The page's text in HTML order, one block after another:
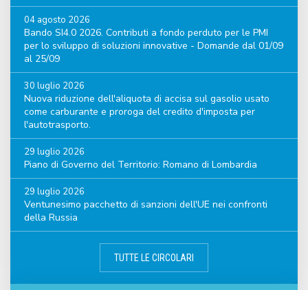
04 agosto 2026
Bando SI4.0 2026. Contributi a fondo perduto per le PMI
per lo sviluppo di soluzioni innovative - Domande dal 01/09
al 25/09
30 luglio 2026
Nuova riduzione dell'aliquota di accisa sul gasolio usato
come carburante e proroga del credito d'imposta per
l'autotrasporto.
29 luglio 2026
Piano di Governo del Territorio: Romano di Lombardia
29 luglio 2026
Ventunesimo pacchetto di sanzioni dell'UE nei confronti
della Russia
TUTTE LE CIRCOLARI